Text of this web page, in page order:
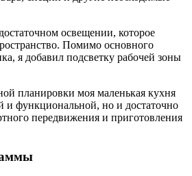
освещении, которое
Помимо основного
я добавил подсветку рабочей зоны
планировки моя маленькая кухня
и функциональной, но и достаточно
передвижения и приготовления